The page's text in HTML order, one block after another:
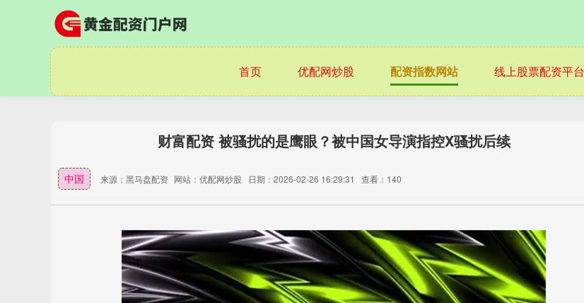
首页 优配网炒股 配资指数网站 线上股票配资平台
财富配资 被骚扰的是鹰眼？被中国女导演指控X骚扰后续
中国 来源：黑马盘配资 网站：优配网炒股 日期：2026-02-26 16:29:31 查看：140